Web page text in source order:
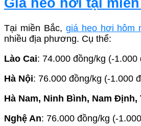
Giá heo hơi tại
Tại miền Bắc, giá heo hơi hôm
nhiều địa phương. Cụ thể:
Lào Cai: 74.000 đồng/kg (-1.000
Hà Nội: 76.000 đồng/kg (-1.000
Hà Nam, Ninh Bình, Nam Định,
Nghệ An: 76.000 đồng/kg (-